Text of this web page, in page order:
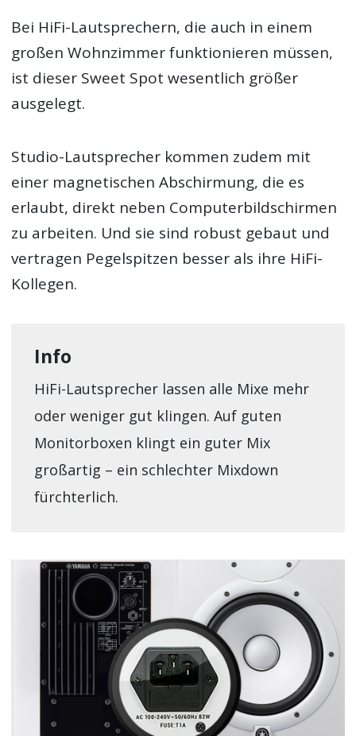
Bei HiFi-Lautsprechern, die auch in einem
großen Wohnzimmer funktionieren müssen,
ist dieser Sweet Spot wesentlich größer
ausgelegt.
Studio-Lautsprecher kommen zudem mit
einer magnetischen Abschirmung, die es
erlaubt, direkt neben Computerbildschirmen
zu arbeiten. Und sie sind robust gebaut und
vertragen Pegelspitzen besser als ihre HiFi-
Kollegen.
Info
HiFi-Lautsprecher lassen alle Mixe mehr
oder weniger gut klingen. Auf guten
Monitorboxen klingt ein guter Mix
großartig – ein schlechter Mixdown
fürchterlich.